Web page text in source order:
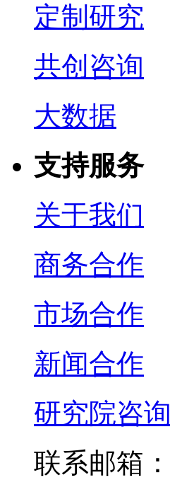
定制研究
共创咨询
大数据
支持服务
关于我们
商务合作
市场合作
新闻合作
研究院咨询
联系邮箱：